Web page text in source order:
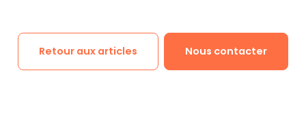
Retour aux articles Nous contacter